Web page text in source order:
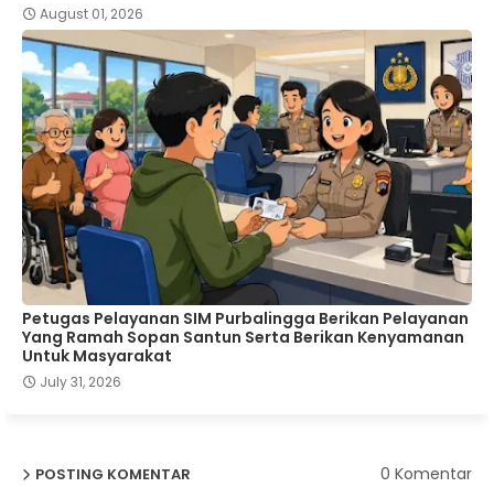
August 01, 2026
Petugas Pelayanan SIM Purbalingga Berikan Pelayanan
Yang Ramah Sopan Santun Serta Berikan Kenyamanan
Untuk Masyarakat
July 31, 2026
POSTING KOMENTAR 0 Komentar